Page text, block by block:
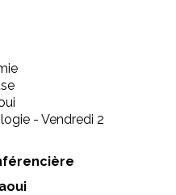
- Vendredi 2